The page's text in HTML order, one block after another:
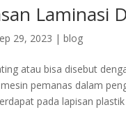
Laminasi
29, 2023 | blog
atau bisa disebut
pemanas dalam
pada lapisan